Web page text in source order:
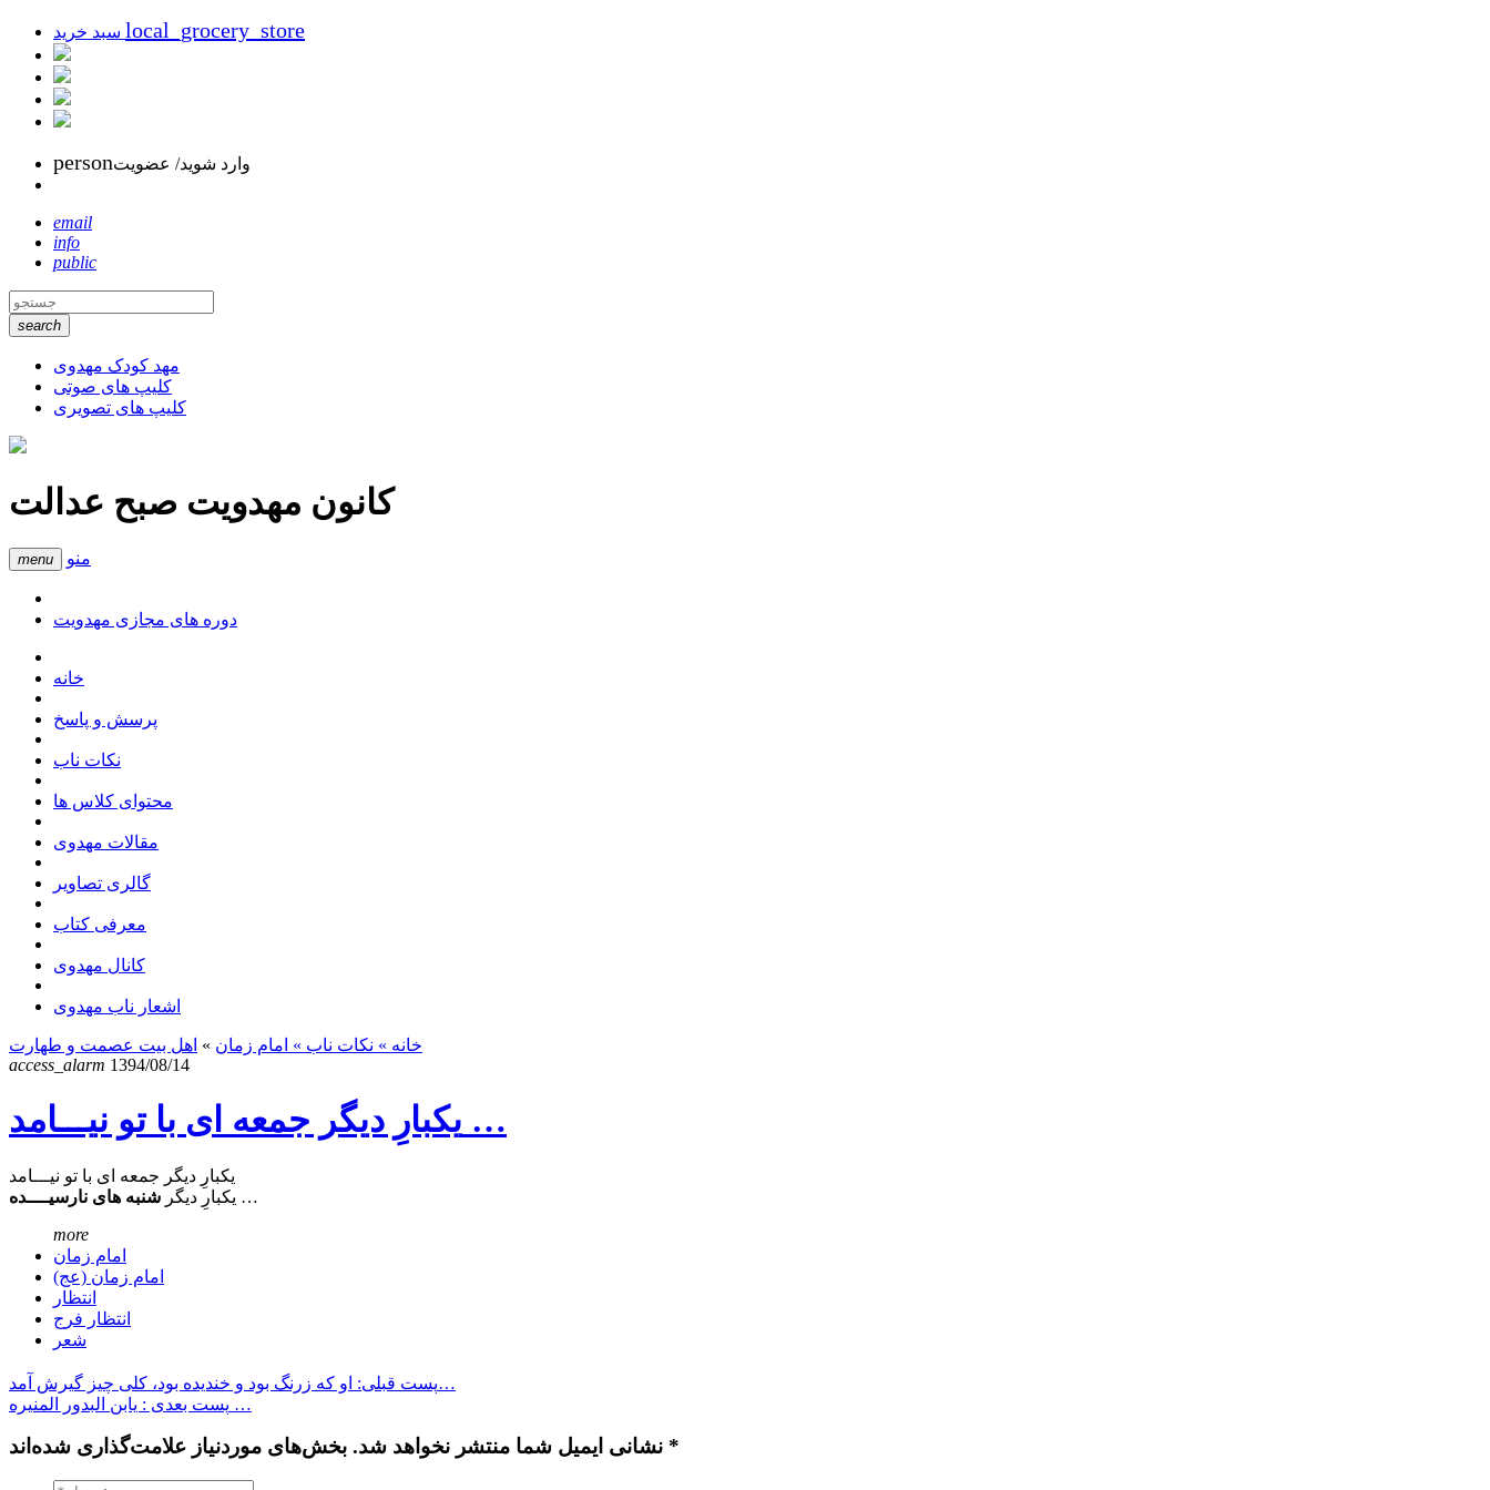
local_grocery_store
personوارد شوید/ عضویت
email
info
public
search
مهد کودک مهدوی
کلیپ های صوتی
کلیپ های تصویری
کانون مهدویت صبح عدالت
menu منو
دوره های مجازی مهدویت
خانه
پرسش و پاسخ
نکات ناب
محتوای کلاس ها
مقالات مهدوی
گالری تصاویر
معرفی کتاب
کانال مهدوی
اشعار ناب مهدوی
خانه » نکات ناب » امام زمان » اهل بیت عصمت و طهارت
access_alarm 1394/08/14
یکبارِ دیگر جمعه ای با تو نیـــامد …
یکبارِ دیگر جمعه ای با تو نیـــامد
یکبارِ دیگر شنبه های نارسیــــده
…
more
امام زمان
امام زمان (عج)
انتظار
انتظار فرج
شعر
پست قبلی: او که زرنگ بود و خندیده بود، کلی چیز گیرش آمد…
پست بعدی : یابن البدور المنیره …
نشانی ایمیل شما منتشر نخواهد شد. بخش‌های موردنیاز علامت‌گذاری شده‌اند *